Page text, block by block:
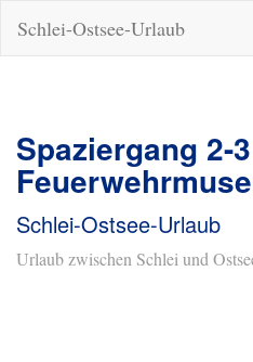
Schlei-Ostsee-Urlaub
Spaziergang 2-
Schlei-Ostsee-Urlaub
Urlaub zwischen Schlei und